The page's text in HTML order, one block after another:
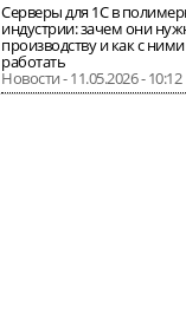
Серверы для 1С в
индустрии: зачем они
производству и как с ними
работать
Новости - 11.05.2026 - 10:12